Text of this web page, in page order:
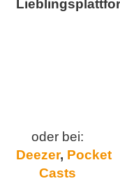
oder bei:
Deezer, Pocket
Casts